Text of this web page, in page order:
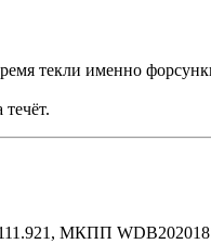
текли именно
МКПП